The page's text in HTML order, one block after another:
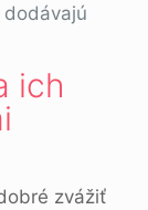
ich
zvážiť